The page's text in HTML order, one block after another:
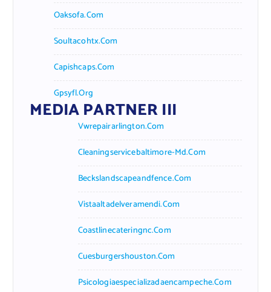
Oaksofa.com
Soultacohtx.com
Capishcaps.com
Gpsyfl.org
MEDIA PARTNER III
Vwrepairarlington.com
Cleaningservicebaltimore-Md.com
Beckslandscapeandfence.com
Vistaaltadelveramendi.com
Coastlinecateringnc.com
Cuesburgershouston.com
Psicologiaespecializadaencampeche.com